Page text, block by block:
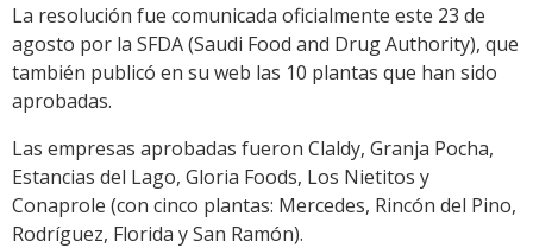
La resolución fue comunicada oficialmente este 23 de
agosto por la SFDA (Saudi Food and Drug Authority), que
también publicó en su web las 10 plantas que han sido
aprobadas.
Las empresas aprobadas fueron Claldy, Granja Pocha,
Estancias del Lago, Gloria Foods, Los Nietitos y
Conaprole (con cinco plantas: Mercedes, Rincón del Pino,
Rodríguez, Florida y San Ramón).